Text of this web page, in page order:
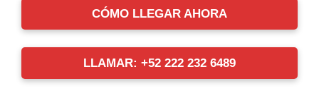
CÓMO LLEGAR AHORA
LLAMAR: +52 222 232 6489